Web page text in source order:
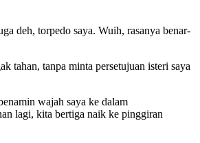
deh, torpedo saya. Wuih, rasanya benar-
tahan, tanpa minta persetujuan isteri saya
wajah saya ke dalam
lagi, kita bertiga naik ke pinggiran